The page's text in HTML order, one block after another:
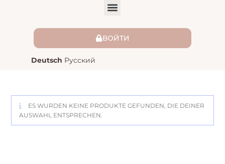
ВОЙТИ
Deutsch Русский
ES WURDEN KEINE PRODUKTE GEFUNDEN, DIE DEINER
AUSWAHL ENTSPRECHEN.